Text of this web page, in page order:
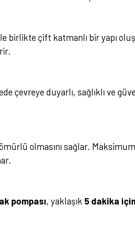
birlikte çift katmanlı bir yapı
çevreye duyarlı, sağlıklı ve
olmasını sağlar. Maksimum
pompası, yaklaşık 5 dakika